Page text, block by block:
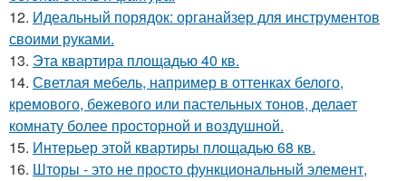
12. Идеальный порядок: органайзер для инструментов
своими руками.
13. Эта квартира площадью 40 кв.
14. Светлая мебель, например в оттенках белого,
кремового, бежевого или пастельных тонов, делает
комнату более просторной и воздушной.
15. Интерьер этой квартиры площадью 68 кв.
16. Шторы - это не просто функциональный элемент,